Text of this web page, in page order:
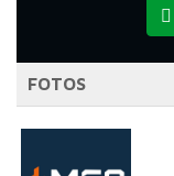
FOTOS